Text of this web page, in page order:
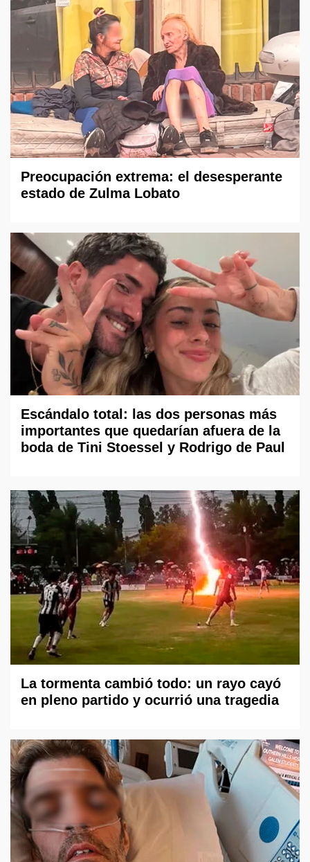
Preocupación extrema: el desesperante
estado de Zulma Lobato
Escándalo total: las dos personas más
importantes que quedarían afuera de la
boda de Tini Stoessel y Rodrigo de Paul
La tormenta cambió todo: un rayo cayó
en pleno partido y ocurrió una tragedia